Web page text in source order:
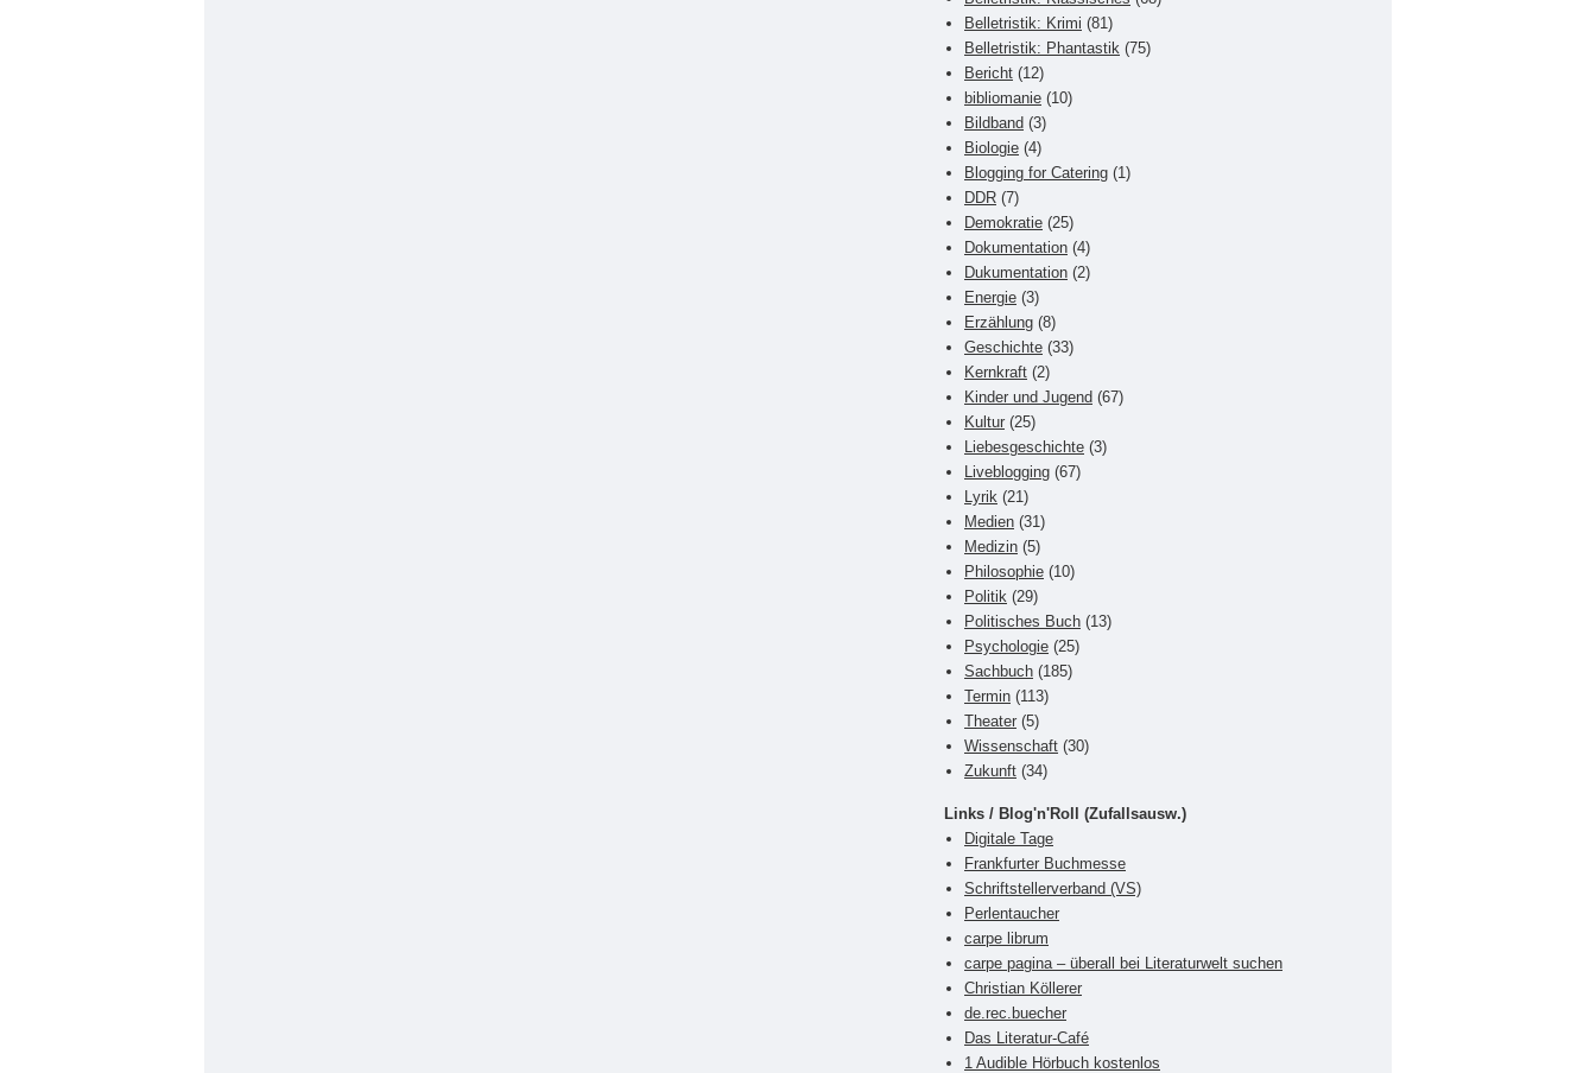
Belletristik: Krimi (81)
Belletristik: Phantastik (75)
Bericht (12)
bibliomanie (10)
Bildband (3)
Biologie (4)
Blogging for Catering (1)
DDR (7)
Demokratie (25)
Dokumentation (4)
Dukumentation (2)
Energie (3)
Erzählung (8)
Geschichte (33)
Kernkraft (2)
Kinder und Jugend (67)
Kultur (25)
Liebesgeschichte (3)
Liveblogging (67)
Lyrik (21)
Medien (31)
Medizin (5)
Philosophie (10)
Politik (29)
Politisches Buch (13)
Psychologie (25)
Sachbuch (185)
Termin (113)
Theater (5)
Wissenschaft (30)
Zukunft (34)
Links / Blog'n'Roll (Zufallsausw.)
Digitale Tage
Frankfurter Buchmesse
Schriftstellerverband (VS)
Perlentaucher
carpe librum
carpe pagina – überall bei Literaturwelt suchen
Christian Köllerer
de.rec.buecher
Das Literatur-Café
1 Audible Hörbuch kostenlos